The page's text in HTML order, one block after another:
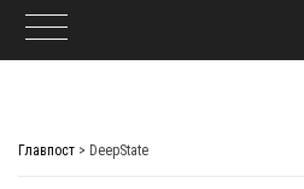
Главпост > DeepState